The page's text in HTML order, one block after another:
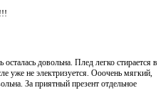
довольна. Плед легко стирается в
уже не электризуется. Ооочень мягкий,
За приятный презент отдельное